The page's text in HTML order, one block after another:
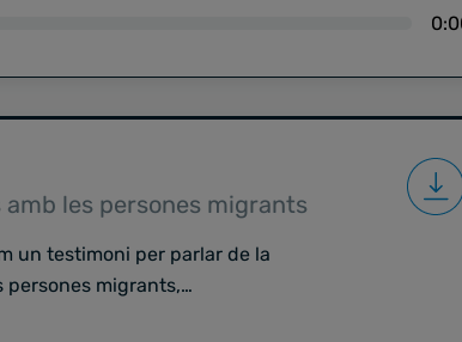
les persones migrants
un testimoni per parlar de la
persones migrants,